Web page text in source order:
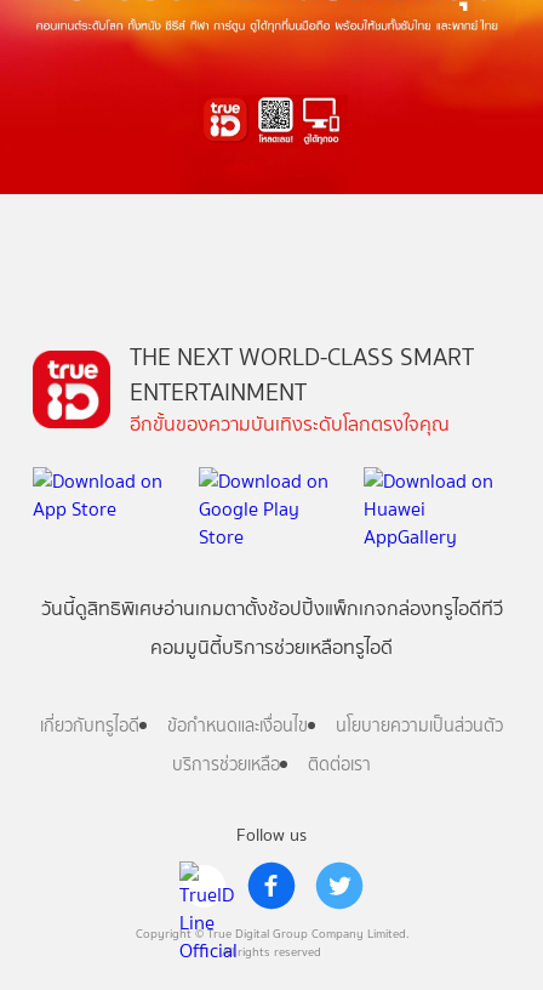
Follow us
Copyright © True Digital Group Company Limited.
All rights reserved
THE NEXT WORLD-CLASS SMART
ENTERTAINMENT
อีกขั้นของความบันเทิงระดับโลกตรงใจคุณ
วันนี้ดูสิทธิพิเศษอ่านเกมตาตั้งช้อปปิ้งแพ็กเกจกล่องทรูไอดีทีวี
คอมมูนิตี้บริการช่วยเหลือทรูไอดี
เกี่ยวกับทรูไอดี ข้อกำหนดและเงื่อนไข
นโยบายความเป็นส่วนตัว
บริการช่วยเหลือ
ติดต่อเรา